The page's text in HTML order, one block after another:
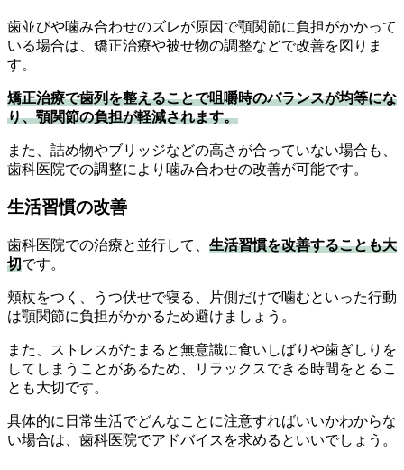
歯並びや噛み合わせのズレが原因で顎関節に負担がかかって
いる場合は、矯正治療や被せ物の調整などで改善を図りま
す。
矯正治療で歯列を整えることで咀嚼時のバランスが均等にな
り、顎関節の負担が軽減されます。
また、詰め物やブリッジなどの高さが合っていない場合も、
歯科医院での調整により噛み合わせの改善が可能です。
生活習慣の改善
歯科医院での治療と並行して、 生活習慣を改善することも大
切です。
頬杖をつく、うつ伏せで寝る、片側だけで噛むといった行動
は顎関節に負担がかかるため避けましょう。
また、ストレスがたまると無意識に食いしばりや歯ぎしりを
してしまうことがあるため、リラックスできる時間をとるこ
とも大切です。
具体的に日常生活でどんなことに注意すればいいかわからな
い場合は、歯科医院でアドバイスを求めるといいでしょう。